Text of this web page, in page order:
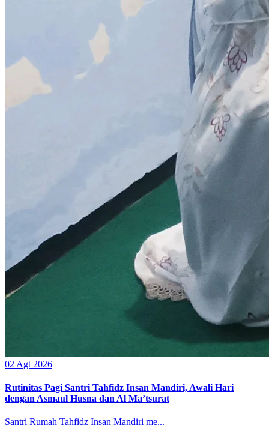
02 Agt 2026
Rutinitas Pagi Santri Tahfidz Insan Mandiri, Awali Hari
dengan Asmaul Husna dan Al Ma’tsurat
Santri Rumah Tahfidz Insan Mandiri me...